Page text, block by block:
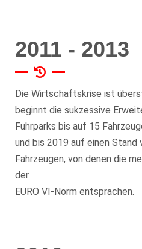
2011 - 2013
Die Wirtschaftskrise ist
beginnt die sukzessive
Fuhrparks bis auf 15
und bis 2019 auf einen Stand
Fahrzeugen, von denen die
der
EURO VI-Norm entsprachen.